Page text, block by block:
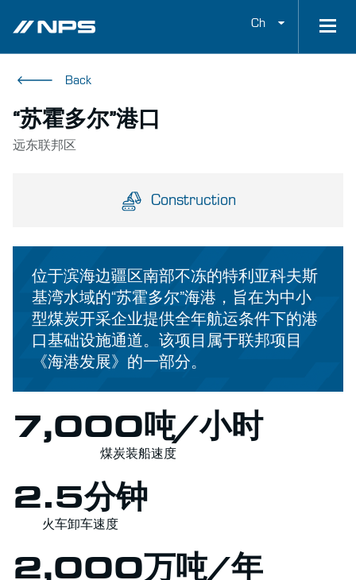
Ch
Back
“苏霍多尔”港口
远东联邦区
Construction
位于滨海边疆区南部不冻的特利亚科夫斯
基湾水域的“苏霍多尔”海港，旨在为中小
型煤炭开采企业提供全年航运条件下的港
口基础设施通道。该项目属于联邦项目
《海港发展》的一部分。
7,000吨/小时
煤炭装船速度
2.5分钟
火车卸车速度
2,000万吨/年